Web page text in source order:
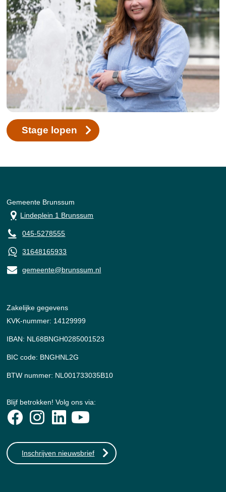
Stage lopen
Gemeente Brunssum
Lindeplein 1 Brunssum
045-5278555
31648165933
gemeente@brunssum.nl
Zakelijke gegevens
KVK-nummer: 14129999
IBAN: NL68BNGH0285001523
BIC code: BNGHNL2G
BTW nummer: NL001733035B10
Blijf betrokken! Volg ons via:
Inschrijven nieuwsbrief